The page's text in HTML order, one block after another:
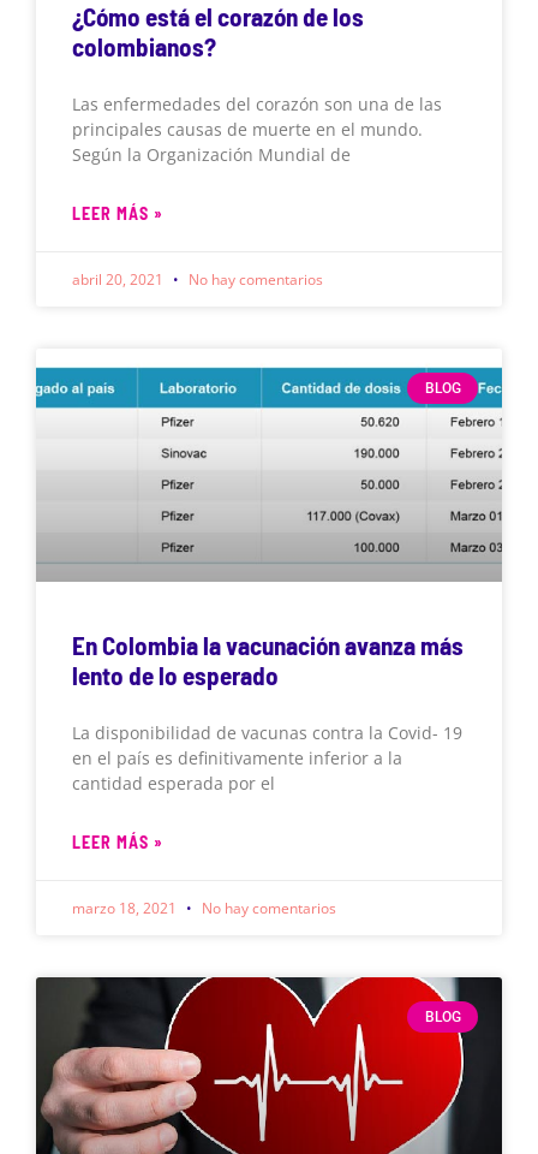
¿Cómo está el corazón de los
colombianos?
Las enfermedades del corazón son una de las
principales causas de muerte en el mundo.
Según la Organización Mundial de
LEER MÁS »
abril 20, 2021 No hay comentarios
BLOG
En Colombia la vacunación avanza más
lento de lo esperado
La disponibilidad de vacunas contra la Covid- 19
en el país es definitivamente inferior a la
cantidad esperada por el
LEER MÁS »
marzo 18, 2021 No hay comentarios
BLOG